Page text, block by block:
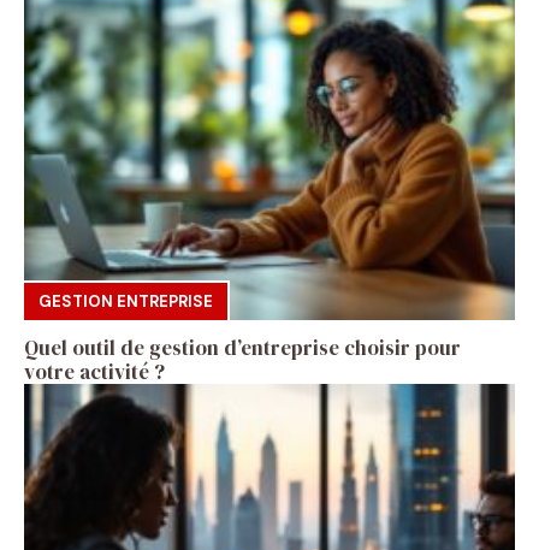
GESTION ENTREPRISE
Quel outil de gestion d’entreprise choisir pour
votre activité ?